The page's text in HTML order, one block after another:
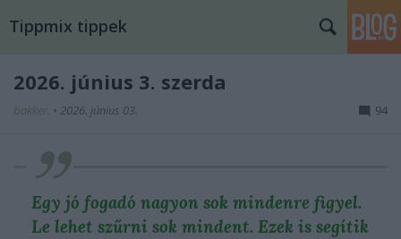
Tippmix tippek
2026. június 3. szerda
bakker. • 2026. június 03. 94
Egy jó fogadó nagyon sok mindenre figyel.
Le lehet szűrni sok mindent. Ezek is segítik